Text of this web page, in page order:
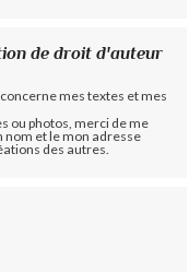
de droit d'auteur
mes textes et mes
ou photos, merci de me
nom et le mon adresse
des autres.